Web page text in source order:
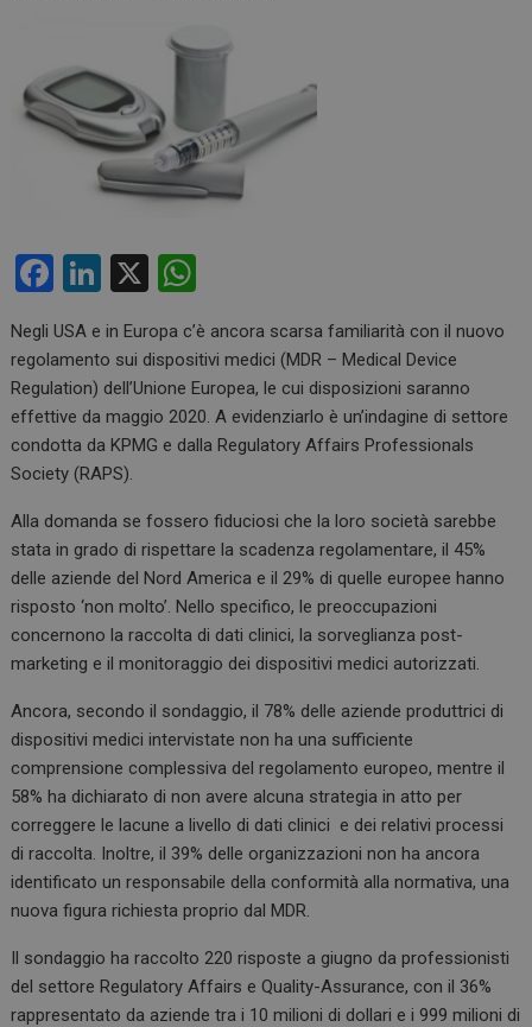
F
ce
b
o
o
Li
ke
dI
n
X
at
s
A
p
Negli USA e in Europa c’è ancora scarsa familiarità con il nuovo
regolamento sui dispositivi medici (MDR – Medical Device
Regulation) dell’Unione Europea, le cui disposizioni saranno
effettive da maggio 2020. A evidenziarlo è un’indagine di settore
condotta da KPMG e dalla Regulatory Affairs Professionals
Society (RAPS).
Alla domanda se fossero fiduciosi che la loro società sarebbe
stata in grado di rispettare la scadenza regolamentare, il 45%
delle aziende del Nord America e il 29% di quelle europee hanno
risposto ‘non molto’. Nello specifico, le preoccupazioni
concernono la raccolta di dati clinici, la sorveglianza post-
marketing e il monitoraggio dei dispositivi medici autorizzati.
Ancora, secondo il sondaggio, il 78% delle aziende produttrici di
dispositivi medici intervistate non ha una sufficiente
comprensione complessiva del regolamento europeo, mentre il
58% ha dichiarato di non avere alcuna strategia in atto per
correggere le lacune a livello di dati clinici e dei relativi processi
di raccolta. Inoltre, il 39% delle organizzazioni non ha ancora
identificato un responsabile della conformità alla normativa, una
nuova figura richiesta proprio dal MDR.
Il sondaggio ha raccolto 220 risposte a giugno da professionisti
del settore Regulatory Affairs e Quality-Assurance, con il 36%
rappresentato da aziende tra i 10 milioni di dollari e i 999 milioni di